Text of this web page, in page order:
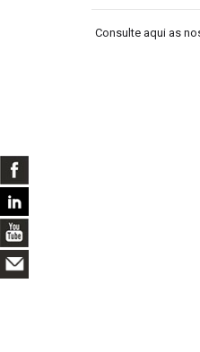
Consulte aqui as